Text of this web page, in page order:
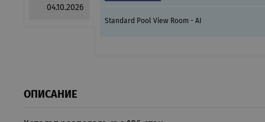
04.10.2026
Standard Pool View Room - AI
ОПИСАНИЕ